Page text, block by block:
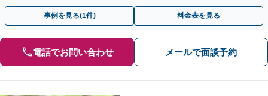
解決・防止に努めます。
事例を見る(1件) 料金表を見る
電話でお問い合わせ メールで面談予約